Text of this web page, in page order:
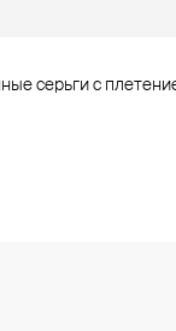
серьги с
кольцо с